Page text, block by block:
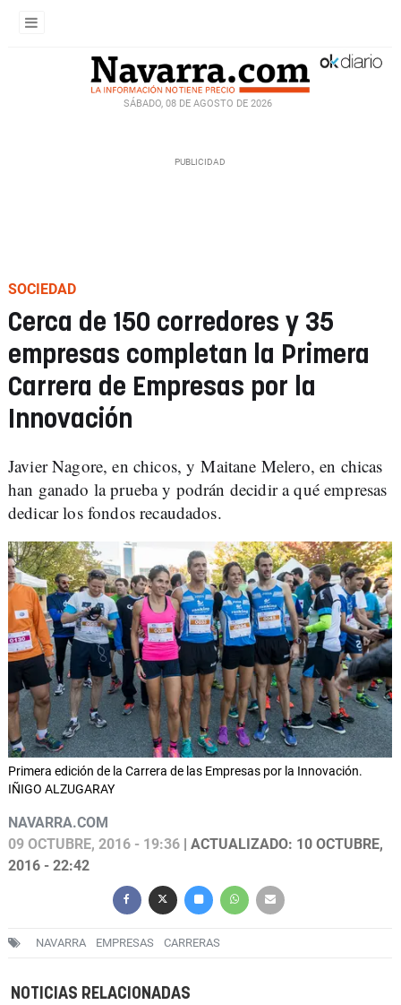
SÁBADO, 08 DE AGOSTO DE 2026
SOCIEDAD
Cerca de 150 corredores y 35
empresas completan la Primera
Carrera de Empresas por la
Innovación
Javier Nagore, en chicos, y Maitane Melero, en chicas
han ganado la prueba y podrán decidir a qué empresas
dedicar los fondos recaudados.
Primera edición de la Carrera de las Empresas por la Innovación.
IÑIGO ALZUGARAY
NAVARRA.COM
09 OCTUBRE, 2016 - 19:36 | ACTUALIZADO: 10 OCTUBRE,
2016 - 22:42
NAVARRA EMPRESAS CARRERAS
NOTICIAS RELACIONADAS